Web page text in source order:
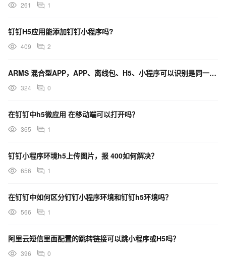
261 1
钉钉H5应用能添加钉钉小程序吗?
409 2
ARMS 混合型APP，APP、离线包、H5、小程序可以识别是同一用户吗？
324 0
在钉钉中h5微应用 在移动端可以打开吗？
365 1
钉钉小程序环境h5上传图片，报 400如何解决？
656 1
在钉钉中如何区分钉钉小程序环境和钉钉h5环境吗？
566 1
阿里云短信里面配置的跳转链接可以跳小程序或H5吗？
396 0